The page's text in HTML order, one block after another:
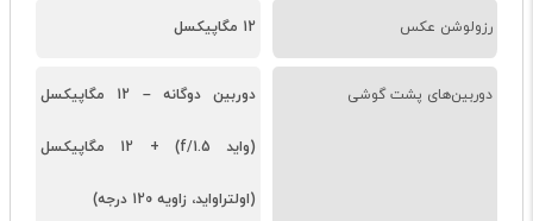
رزولوشن عکس 12 مگاپیکسل
دوربین‌های پشت گوشی دوربین دوگانه – 12 مگاپیکسل
(واید f/1.5) + 12 مگاپیکسل
(اولتراواید، زاویه 120 درجه)